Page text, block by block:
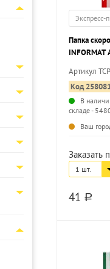
Экспресс-
Папка
INFORMAT
Артикул
Код
В
складе -
Ваш
Заказать
1 шт.
41 a